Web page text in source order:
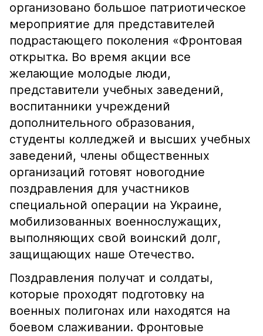
организовано большое патриотическое
мероприятие для представителей
подрастающего поколения «Фронтовая
открытка. Во время акции все
желающие молодые люди,
представители учебных заведений,
воспитанники учреждений
дополнительного образования,
студенты колледжей и высших учебных
заведений, члены общественных
организаций готовят новогодние
поздравления для участников
специальной операции на Украине,
мобилизованных военнослужащих,
выполняющих свой воинский долг,
защищающих наше Отечество.
Поздравления получат и солдаты,
которые проходят подготовку на
военных полигонах или находятся на
боевом слаживании. Фронтовые